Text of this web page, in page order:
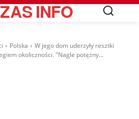
INFO
Polska
W jego dom uderzyły resztki
okoliczności. "Nagle potężny...